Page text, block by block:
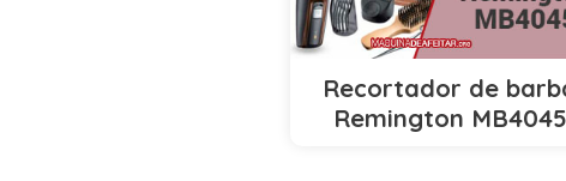
Recortador de
Remington MB4045